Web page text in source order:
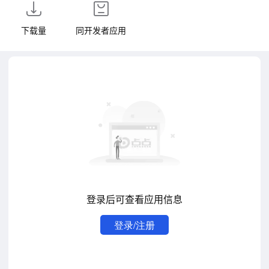
下载量 同开发者应用
登录后可查看应用信息
登录/注册